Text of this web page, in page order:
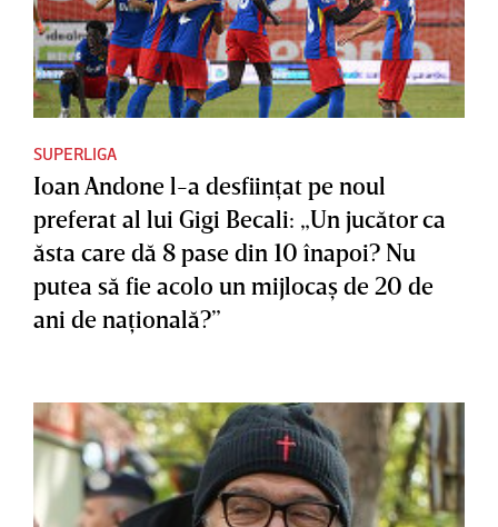
SUPERLIGA
Ioan Andone l-a desfiinţat pe noul
preferat al lui Gigi Becali: „Un jucător ca
ăsta care dă 8 pase din 10 înapoi? Nu
putea să fie acolo un mijlocaş de 20 de
ani de naţională?”